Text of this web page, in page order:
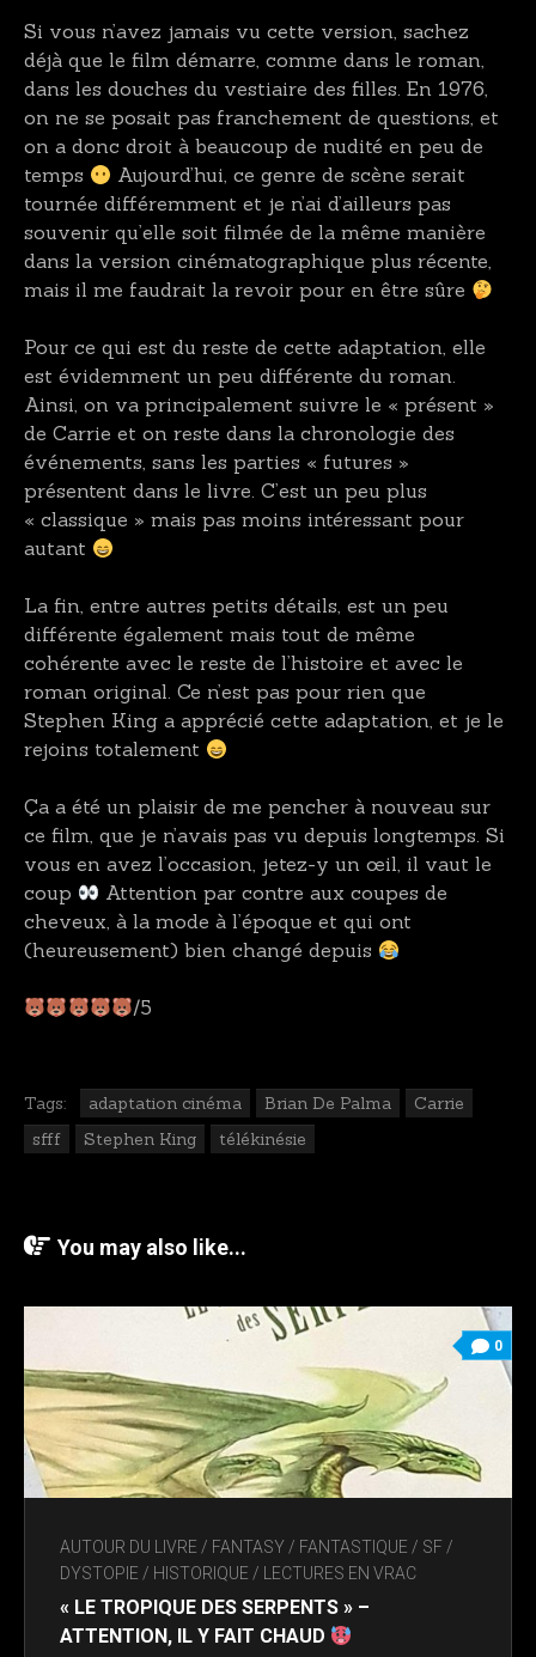
Si vous n’avez jamais vu cette version, sachez
déjà que le film démarre, comme dans le roman,
dans les douches du vestiaire des filles. En 1976,
on ne se posait pas franchement de questions, et
on a donc droit à beaucoup de nudité en peu de
temps
Aujourd’hui, ce genre de scène serait
tournée différemment et je n’ai d’ailleurs pas
souvenir qu’elle soit filmée de la même manière
dans la version cinématographique plus récente,
mais il me faudrait la revoir pour en être sûre
Pour ce qui est du reste de cette adaptation, elle
est évidemment un peu différente du roman.
Ainsi, on va principalement suivre le « présent »
de Carrie et on reste dans la chronologie des
événements, sans les parties « futures »
présentent dans le livre. C’est un peu plus
« classique » mais pas moins intéressant pour
autant
La fin, entre autres petits détails, est un peu
différente également mais tout de même
cohérente avec le reste de l’histoire et avec le
roman original. Ce n’est pas pour rien que
Stephen King a apprécié cette adaptation, et je le
rejoins totalement
Ça a été un plaisir de me pencher à nouveau sur
ce film, que je n’avais pas vu depuis longtemps. Si
vous en avez l’occasion, jetez-y un œil, il vaut le
coup
Attention par contre aux coupes de
cheveux, à la mode à l’époque et qui ont
(heureusement) bien changé depuis
/5
Tags: adaptation cinéma Brian De Palma
Carrie
sfff
Stephen King télékinésie
You may also like...
0
AUTOUR DU LIVRE / FANTASY / FANTASTIQUE / SF /
DYSTOPIE / HISTORIQUE / LECTURES EN VRAC
« LE TROPIQUE DES SERPENTS » –
ATTENTION, IL Y FAIT CHAUD